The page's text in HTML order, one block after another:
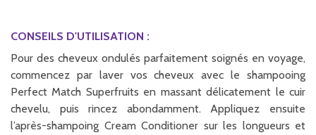
CONSEILS D'UTILISATION :
Pour des cheveux ondulés parfaitement soignés en voyage,
commencez par laver vos cheveux avec le shampooing
Perfect Match Superfruits en massant délicatement le cuir
chevelu, puis rincez abondamment. Appliquez ensuite
l’après-shampoing Cream Conditioner sur les longueurs et